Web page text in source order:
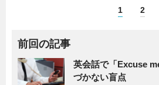
1 2
前回の記事
英会話で「Excuse
づかない盲点